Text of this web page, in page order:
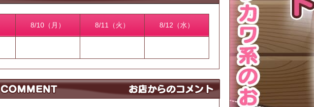
8/10（月） 8/11（火） 8/12（水）